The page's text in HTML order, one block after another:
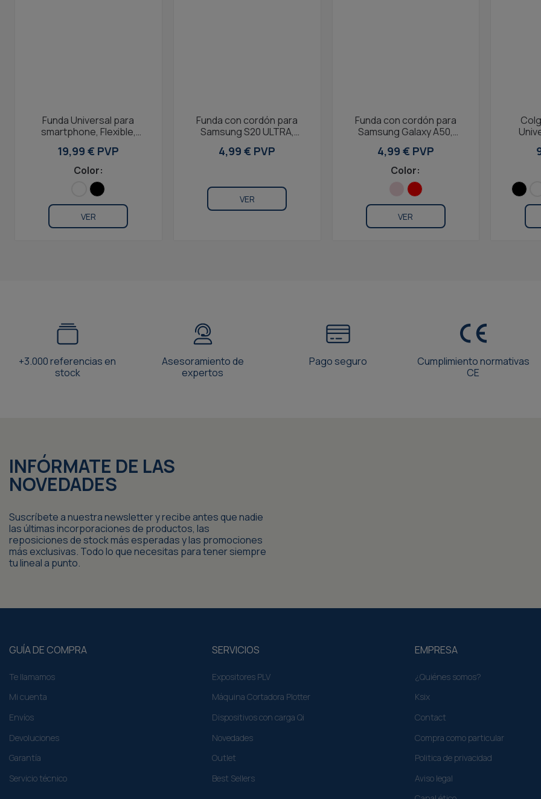
Funda Universal para
smartphone, Flexible,
19,99 € PVP
Color:
VER
Funda con cordón para
Samsung S20 ULTRA,
4,99 € PVP
VER
Funda con cordón para
Samsung Galaxy A50,
4,99 € PVP
Color:
VER
+3.000 referencias en
stock
Asesoramiento de
expertos
Pago seguro
Cumplimiento normativas
CE
INFÓRMATE DE LAS
NOVEDADES
Suscríbete a nuestra newsletter y recibe antes que nadie
las últimas incorporaciones de productos, las
reposiciones de stock más esperadas y las promociones
más exclusivas. Todo lo que necesitas para tener siempre
tu lineal a punto.
GUÍA DE COMPRA
Te llamamos
Mi cuenta
Envíos
Devoluciones
Garantía
Servicio técnico
SERVICIOS
Expositores PLV
Máquina Cortadora Plotter
Dispositivos con carga Qi
Novedades
Outlet
Best Sellers
EMPRESA
¿Quiénes somos?
Ksix
Contact
Compra como particular​
Politica de privacidad
Aviso legal